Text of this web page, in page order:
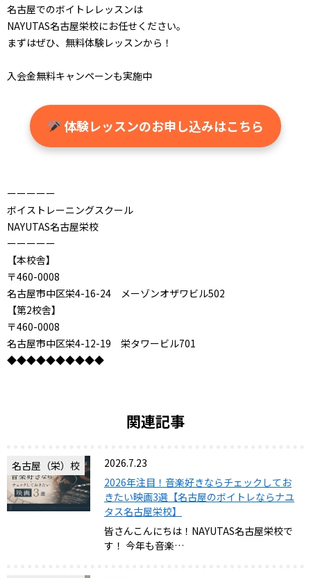
名古屋でのボイトレレッスンは
NAYUTAS名古屋栄校にお任せください。
まずはぜひ、無料体験レッスンから！
入会金無料キャンペーンも実施中
体験レッスンのお申し込みはこちら
ーーーーー
ボイストレーニングスクール
NAYUTAS名古屋栄校
ーーーーー
【本校舎】
〒460-0008
名古屋市中区栄4-16-24 メーゾンオザワビル502
【第2校舎】
〒460-0008
名古屋市中区栄4-12-19 栄タワービル701
◆◆◆◆◆◆◆◆◆◆
関連記事
名古屋（栄）校
2026.7.23
2026年注目！音楽好きならチェックしてお
きたい映画3選【名古屋のボイトレならナユ
タス名古屋栄校】
皆さんこんにちは！NAYUTAS名古屋栄校で
す！ 今年も音楽…